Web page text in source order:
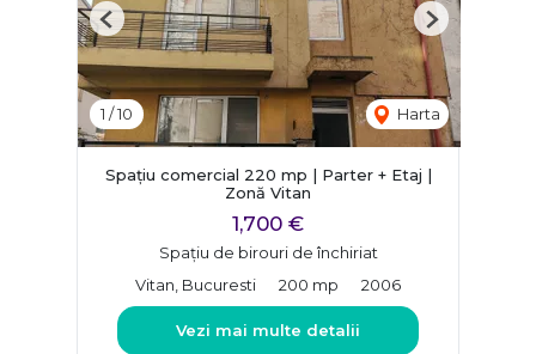
1 /10 Harta
Previous Next
Spațiu comercial 220 mp | Parter + Etaj |
Zonă Vitan
1,700 €
Spațiu de birouri de închiriat
Vitan, Bucuresti
200 mp 2006
Vezi mai multe detalii